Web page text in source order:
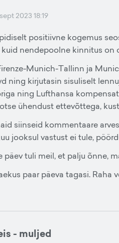
sept 2023 18:19
positiivne kogemus
nendepoolne kinnitus on
Munich-Tallinn ja
ning kirjutasin sisuliselt
ning Lufthansa
ühendust ettevõttega,
siinseid kommentaare
jooksul vastust ei tule,
päev tuli meil, et palju õnne,
paar päeva tagasi.
- muljed